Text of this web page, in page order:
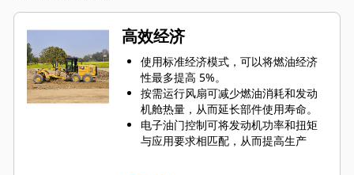
高效经济
使用标准经济模式，可以将燃油经济
性最多提高 5%。
按需运行风扇可减少燃油消耗和发动
机舱热量，从而延长部件使用寿命。
电子油门控制可将发动机功率和扭矩
与应用要求相匹配，从而提高生产